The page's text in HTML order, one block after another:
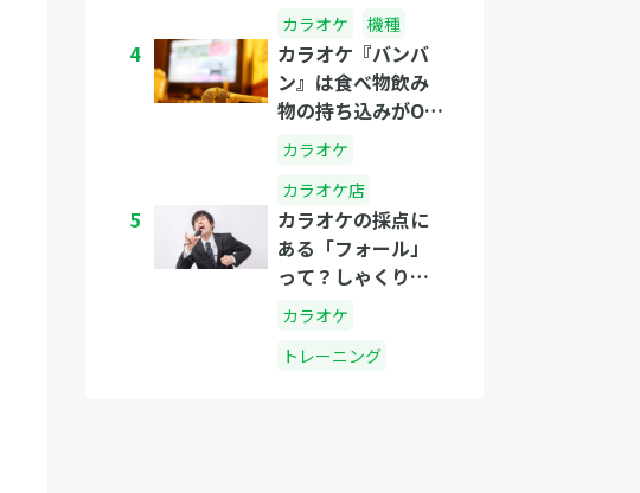
カラオケ 機種
4
カラオケ『バンバ
ン』は食べ物飲み
物の持ち込みがOK
なのか？
カラオケ
カラオケ店
5
カラオケの採点に
ある「フォール」
って？しゃくりと
は？
カラオケ
トレーニング